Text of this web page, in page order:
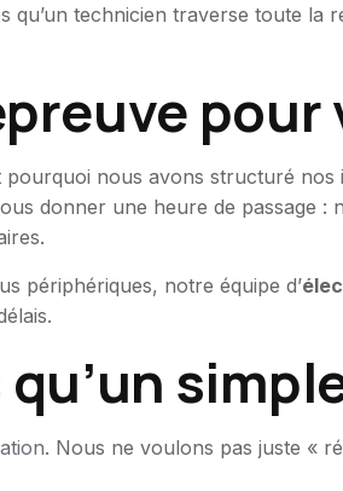
qu’un technicien traverse toute la
pour
pourquoi nous avons structuré
donner une heure de passage :
périphériques, notre équipe d’
. Nous ne voulons pas juste «